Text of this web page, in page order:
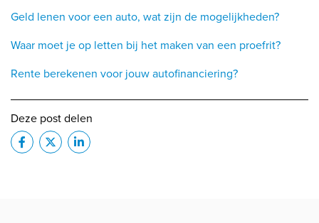
Geld lenen voor een auto, wat zijn de mogelijkheden?
Waar moet je op letten bij het maken van een proefrit?
Rente berekenen voor jouw autofinanciering?
Deze post delen